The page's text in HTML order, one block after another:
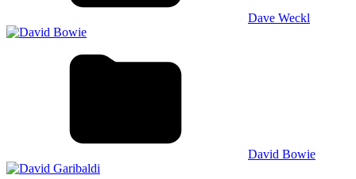
Dave Weckl
David Bowie